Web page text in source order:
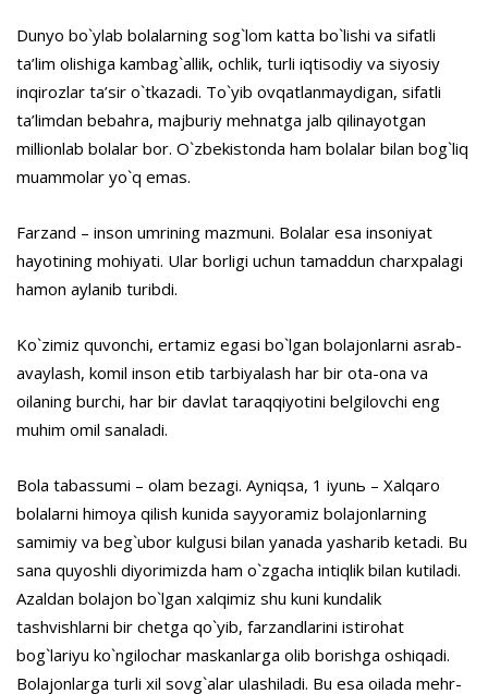
Dunyo bo`ylab bolalarning sog`lom katta bo`lishi va sifatli
ta’lim olishiga kambag`allik, ochlik, turli iqtisodiy va siyosiy
inqirozlar ta’sir o`tkazadi. To`yib ovqatlanmaydigan, sifatli
ta’limdan bebahra, majburiy mehnatga jalb qilinayotgan
millionlab bolalar bor. O`zbekistonda ham bolalar bilan bog`liq
muammolar yo`q emas.
Farzand – inson umrining mazmuni. Bolalar esa insoniyat
hayotining mohiyati. Ular borligi uchun tamaddun charxpalagi
hamon aylanib turibdi.
Ko`zimiz quvonchi, ertamiz egasi bo`lgan bolajonlarni asrab-
avaylash, komil inson etib tarbiyalash har bir ota-ona va
oilaning burchi, har bir davlat taraqqiyotini belgilovchi eng
muhim omil sanaladi.
Bola tabassumi – olam bezagi. Ayniqsa, 1 iyunь – Xalqaro
bolalarni himoya qilish kunida sayyoramiz bolajonlarning
samimiy va beg`ubor kulgusi bilan yanada yasharib ketadi. Bu
sana quyoshli diyorimizda ham o`zgacha intiqlik bilan kutiladi.
Azaldan bolajon bo`lgan xalqimiz shu kuni kundalik
tashvishlarni bir chetga qo`yib, farzandlarini istirohat
bog`lariyu ko`ngilochar maskanlarga olib borishga oshiqadi.
Bolajonlarga turli xil sovg`alar ulashiladi. Bu esa oilada mehr-